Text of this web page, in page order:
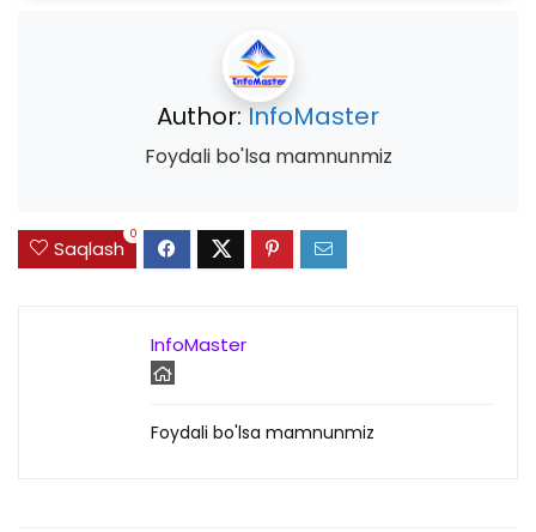
Author:InfoMaster
Foydali bo'lsa mamnunmiz
Saqlash
0
InfoMaster
Foydali bo'lsa mamnunmiz